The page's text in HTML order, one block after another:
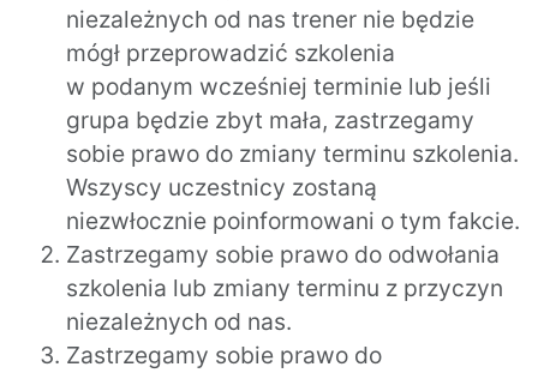
niezależnych od nas trener nie będzie
mógł przeprowadzić szkolenia
w podanym wcześniej terminie lub jeśli
grupa będzie zbyt mała, zastrzegamy
sobie prawo do zmiany terminu szkolenia.
Wszyscy uczestnicy zostaną
niezwłocznie poinformowani o tym fakcie.
Zastrzegamy sobie prawo do odwołania
szkolenia lub zmiany terminu z przyczyn
niezależnych od nas.
Zastrzegamy sobie prawo do